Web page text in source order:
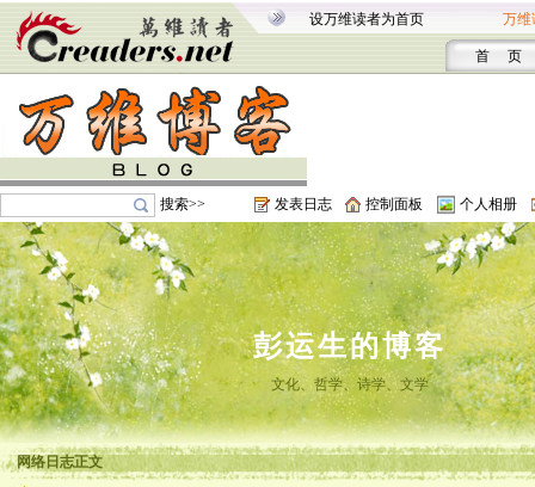
设万维读者为首页 万维
首 页
搜索>> 发表日志 控制面板 个人相册
彭运生的博客
文化、哲学、诗学、文学
网络日志正文